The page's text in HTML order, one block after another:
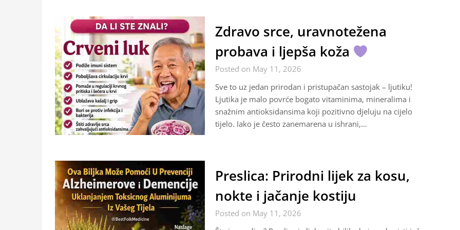
Zdravo srce, uravnotežena
probava i ljepša koža
Posted on May 11, 2026
Sve to uz jedan prirodan i pristupačan sastojak – ljutiku!
Ljutika je malo povrće bogato vitaminima, mineralima i
snažnim antioksidansima koji pozitivno djeluju na cijelo
tijelo. Iako je često zanemarena u ishrani,…
Preslica: Prirodni lijek za kosu,
nokte i jačanje kostiju
Posted on May 11, 2026